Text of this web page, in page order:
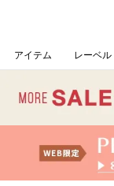
アイテム レーベル